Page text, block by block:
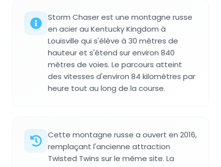
Storm Chaser est une montagne russe
en acier au Kentucky Kingdom à
Louisville qui s'élève à 30 mètres de
hauteur et s'étend sur environ 840
mètres de voies. Le parcours atteint
des vitesses d'environ 84 kilomètres par
heure tout au long de la course.
Cette montagne russe a ouvert en 2016,
remplaçant l'ancienne attraction
Twisted Twins sur le même site. La